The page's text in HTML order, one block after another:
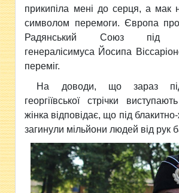
прикипіла мені до серця, а мак
символом перемоги. Європа
Радянський Союз під
генералісимуса Йосипа
переміг.
На доводи, що зараз
георгіївської стрічки
жінка відповідає, що під
загинули мільйони людей від рук